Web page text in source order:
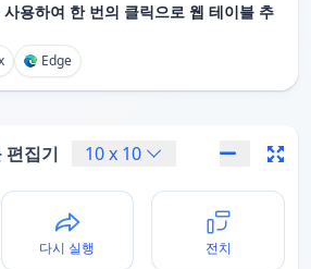
용하여 한 번의 클릭으로 웹 테이블 추
Edge
편집기 10x 10
다시 실행 전치